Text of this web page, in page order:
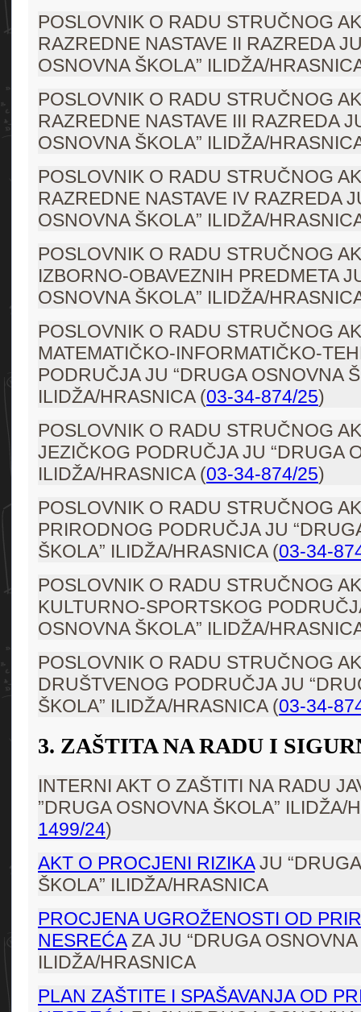
POSLOVNIK O RADU STRUČNOG
RAZREDNE NASTAVE II RAZREDA
OSNOVNA ŠKOLA” ILIDŽA/
POSLOVNIK O RADU STRUČNOG
RAZREDNE NASTAVE III RAZREDA
OSNOVNA ŠKOLA” ILIDŽA/
POSLOVNIK O RADU STRUČNOG
RAZREDNE NASTAVE IV RAZREDA
OSNOVNA ŠKOLA” ILIDŽA/
POSLOVNIK O RADU STRUČNOG
IZBORNO-OBAVEZNIH PREDMETA
OSNOVNA ŠKOLA” ILIDŽA/
POSLOVNIK O RADU STRUČNOG
MATEMATIČKO-INFORMATIČKO-
PODRUČJA JU “DRUGA OSNOVNA
ILIDŽA/HRASNICA (03-34-874/25)
POSLOVNIK O RADU STRUČNOG
JEZIČKOG PODRUČJA JU “DRUGA
ILIDŽA/HRASNICA (03-34-874/25)
POSLOVNIK O RADU STRUČNOG
PRIRODNOG PODRUČJA JU
ŠKOLA” ILIDŽA/HRASNICA (03-34-
POSLOVNIK O RADU STRUČNOG
KULTURNO-SPORTSKOG
OSNOVNA ŠKOLA” ILIDŽA/
POSLOVNIK O RADU STRUČNOG
DRUŠTVENOG PODRUČJA JU
ŠKOLA” ILIDŽA/HRASNICA (03-34-
3. ZAŠTITA NA RADU I
INTERNI AKT O ZAŠTITI NA RADU
”DRUGA OSNOVNA ŠKOLA” ILIDŽA/
1499/24)
AKT O PROCJENI RIZIKAJU
ŠKOLA” ILIDŽA/HRASNICA
PROCJENA UGROŽENOSTI OD
NESREĆAZA JU “DRUGA OSNOVNA
ILIDŽA/HRASNICA
PLAN ZAŠTITE I SPAŠAVANJA OD